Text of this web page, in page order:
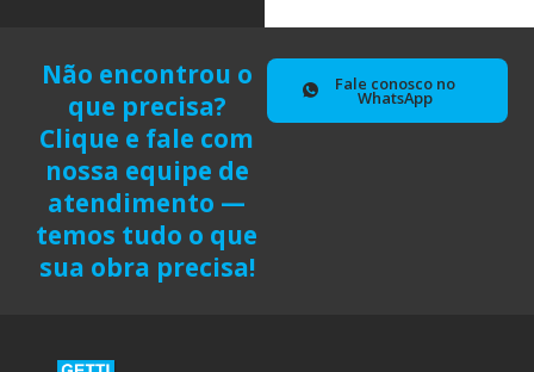
Não encontrou o
que precisa?
Clique e fale com
nossa equipe de
atendimento —
temos tudo o que
sua obra precisa!
Fale conosco no
WhatsApp